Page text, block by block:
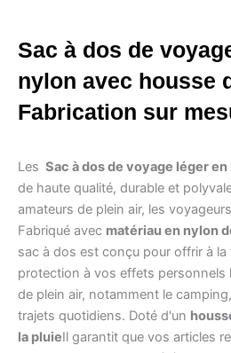
Sac à dos de
nylon avec housse
Fabrication sur
Les Sac à dos de voyage léger
de haute qualité, durable et
amateurs de plein air, les
Fabriqué avec matériau en nylon
sac à dos est conçu pour offrir à
protection à vos effets personnels
de plein air, notamment le
trajets quotidiens. Doté d'un
la pluieIl garantit que vos articles